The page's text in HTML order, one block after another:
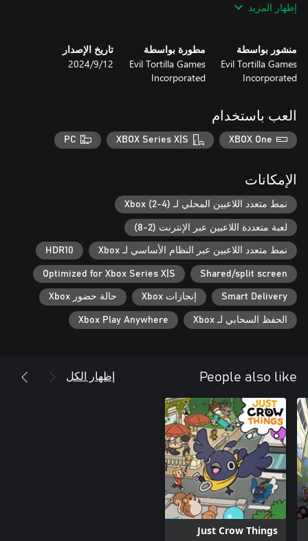
Full details on the latest status of the game, how you can give
feedback and report issues can be found at
إظهار المزيد
منشور بواسطة
Evil Tortilla Games
Incorporated
مطورة بواسطة
Evil Tortilla Games
Incorporated
تاريخ الإصدار
12‏/9‏/2024
العب باستخدام
XBOX One
XBOX Series X|S
PC
الإمكانات
نمط متعدد اللاعبين المحلي لـ Xbox (2-4)
لعبة متعددة اللاعبين عبر الإنترنت (2-8)
نمط متعدد اللاعبين عبر النظام الأساسي لـ Xbox HDR10
Shared/split screen
Optimized for Xbox Series X|S
Smart Delivery إنجازات Xbox حالة حضور Xbox
الحفظ السحابي لـ Xbox Xbox Play Anywhere
People also like إظهار الكل
Just Crow Things